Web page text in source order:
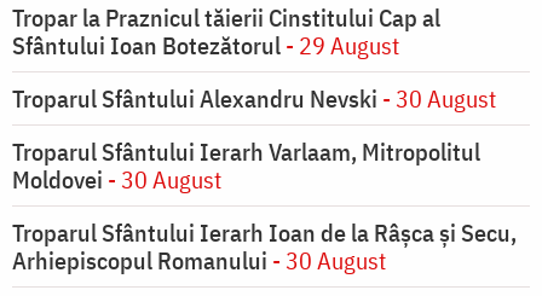
Tropar la Praznicul tăierii Cinstitului Cap al
Sfântului Ioan Botezătorul- 29 August
Troparul Sfântului Alexandru Nevski - 30 August
Troparul Sfântului Ierarh Varlaam, Mitropolitul
Moldovei - 30 August
Troparul Sfântului Ierarh Ioan de la Râşca şi Secu,
Arhiepiscopul Romanului - 30 August